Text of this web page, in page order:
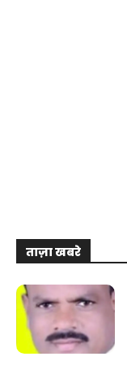
ताज़ा खबरे